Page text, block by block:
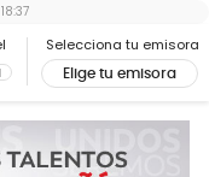
Selecciona tu emisora
Elige tu emisora
18:37